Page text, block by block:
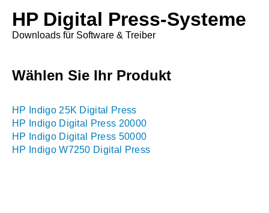
HP Digital Press-Systeme
Downloads für Software & Treiber
Wählen Sie Ihr Produkt
HP Indigo 25K Digital Press
HP Indigo Digital Press 20000
HP Indigo Digital Press 50000
HP Indigo W7250 Digital Press